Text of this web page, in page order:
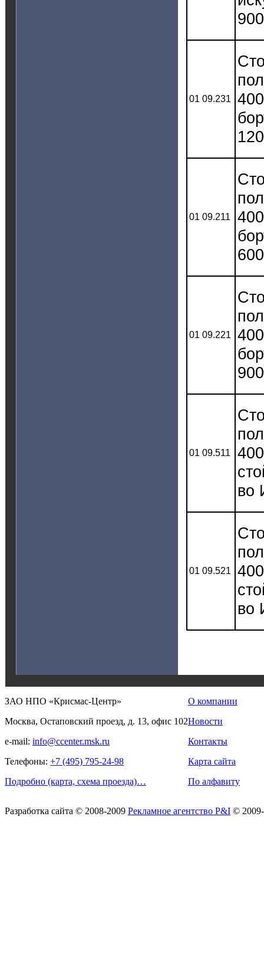
01 09.231
01 09.211
01 09.221
01 09.511
во
01 09.521
во
ЗАО НПО «Крисмас-Центр»
Москва, Остаповский проезд, д. 13, офис 102
e-mail: info@ccenter.msk.ru
Телефоны: +7 (495) 795-24-98
Подробно (карта, схема проезда)…
О компании
Новости
Контакты
Карта сайта
По алфавиту
Разработка сайта © 2008-2009 Рекламное агентство P&I ©